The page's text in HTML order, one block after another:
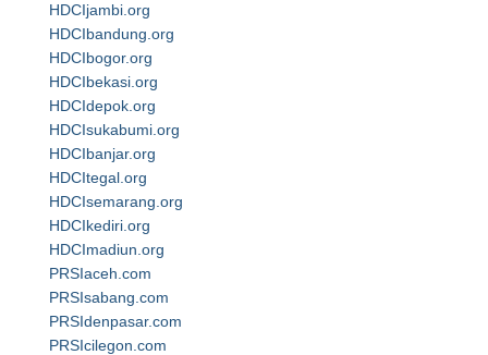
HDCIjambi.org
HDCIbandung.org
HDCIbogor.org
HDCIbekasi.org
HDCIdepok.org
HDCIsukabumi.org
HDCIbanjar.org
HDCItegal.org
HDCIsemarang.org
HDCIkediri.org
HDCImadiun.org
PRSIaceh.com
PRSIsabang.com
PRSIdenpasar.com
PRSIcilegon.com